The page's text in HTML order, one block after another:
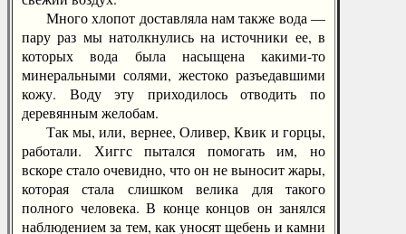
Много хлопот доставляла нам также вода —
пару раз мы натолкнулись на источники ее, в
которых вода была насыщена какими-то
минеральными солями, жестоко разъедавшими
кожу. Воду эту приходилось отводить по
деревянным желобам.
Так мы, или, вернее, Оливер, Квик и горцы,
работали. Хиггс пытался помогать им, но
вскоре стало очевидно, что он не выносит жары,
которая стала слишком велика для такого
полного человека. В конце концов он занялся
наблюдением за тем, как уносят щебень и камни